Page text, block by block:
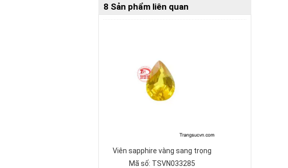
8 Sản phẩm liên quan
Viên sapphire vàng sang trọng
Mã số: TSVN033285